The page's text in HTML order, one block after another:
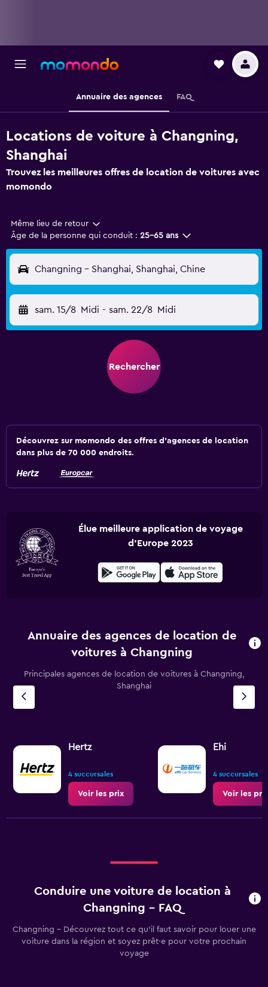
Annuaire des agences FAQ
Locations de voiture à Changning,
Shanghai
Trouvez les meilleures offres de location de voitures avec
momondo
Même lieu de retour
Âge de la personne qui conduit : 25-65 ans
Changning - Shanghai, Shanghai, Chine
sam. 15/8 Midi - sam. 22/8 Midi
Rechercher
Découvrez sur momondo des offres d'agences de location
dans plus de 70 000 endroits.
Élue meilleure application de voyage
d'Europe 2023
Annuaire des agences de location de
voitures à Changning
Principales agences de location de voitures à Changning,
Shanghai
Hertz
4 succursales
Voir les prix
Ehi
4 succursales
Voir les prix
Conduire une voiture de location à
Changning - FAQ
Changning - Découvrez tout ce qu’il faut savoir pour louer une
voiture dans la région et soyez prêt·e pour votre prochain
voyage